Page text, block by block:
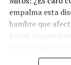
empalma esta
hambre que
Salud,
(Escuchá el